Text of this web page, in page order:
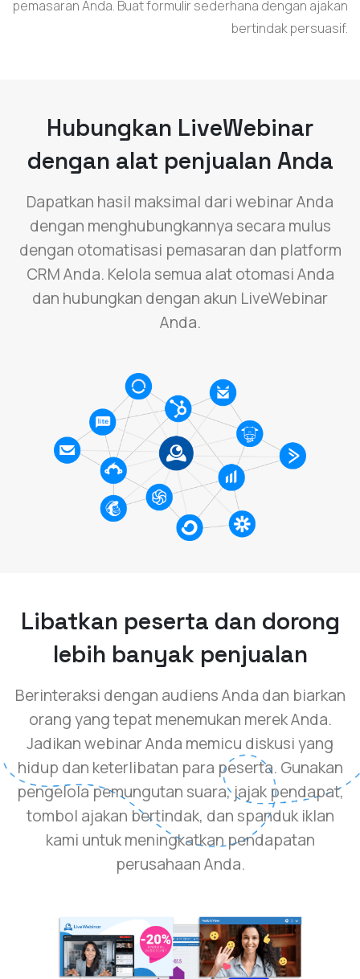
pemasaran Anda. Buat formulir sederhana dengan ajakan
bertindak persuasif.
Hubungkan LiveWebinar
dengan alat penjualan Anda
Dapatkan hasil maksimal dari webinar Anda
dengan menghubungkannya secara mulus
dengan otomatisasi pemasaran dan platform
CRM Anda. Kelola semua alat otomasi Anda
dan hubungkan dengan akun LiveWebinar
Anda.
Libatkan peserta dan dorong
lebih banyak penjualan
Berinteraksi dengan audiens Anda dan biarkan
orang yang tepat menemukan merek Anda.
Jadikan webinar Anda memicu diskusi yang
hidup dan keterlibatan para peserta. Gunakan
pengelola pemungutan suara, jajak pendapat,
tombol ajakan bertindak, dan spanduk iklan
kami untuk meningkatkan pendapatan
perusahaan Anda.